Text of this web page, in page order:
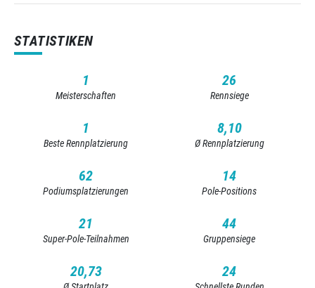
STATISTIKEN
1
Meisterschaften
26
Rennsiege
1
Beste Rennplatzierung
8,10
Ø Rennplatzierung
62
Podiumsplatzierungen
14
Pole-Positions
21
Super-Pole-Teilnahmen
44
Gruppensiege
20,73 24